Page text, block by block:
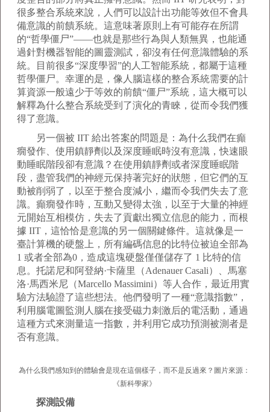
很多整合系統來說，人們可以設計出功能等效但不會具
備意識的前饋系統。這意味著原則上有可能存在所謂
的“哲學僵尸”——也就是那些行為與人類無異，也能通
過針對機器智能的圖靈測試，卻沒有任何意識體驗的系
統。目前很多“深度學習”的人工智能系統，都屬于這種
哲學僵尸。幸運的是，像人腦這樣的整合系統需要的計
算資源一般遠少于等效的前饋“僵尸”系統，這大概可以
解釋為什么整合系統受到了演化的青睞，從而令我們獲
得了意識。
另一個被 IIT 給出答案的問題是：為什么我們在癲
癇發作、使用鎮靜劑以及深度睡眠時沒有意識，快速眼
動睡眠階段卻有意識？在使用鎮靜劑或者深度睡眠階
段，盡管我們的神經元保持著完好的狀態，但它們的互
動被削弱了，以至于整合度減小，繼而令我們失去了意
識。癲癇發作時，互動又變得太強，以至于大量的神經
元開始互相模仿，失去了貢獻出獨立信息的能力，而根
據 IIT，這恰恰是意識的另一個關鍵條件。這就像是一
臺計算機的硬盤上，所有編碼信息的比特位被迫全部為
1 或者全部為0，造成這塊硬盤僅僅儲存了 1 比特的信
息。托諾尼和阿登納·卡薩里（Adenauer Casali）、馬塞
洛·馬西米尼（Marcello Massimini）等人合作，最近用實
驗方法驗證了這些想法。他們發明了一種“意識指數”，
利用腦電圖監測人腦在接受磁力刺激后的電活動，通過
這種方式來測量這一指數，并利用它成功預測被測者是
否有意識。
為什么我們感知到的體驗會是現在這個樣子，而不是反過來？圖片來源：
《新科學家》
探測設備